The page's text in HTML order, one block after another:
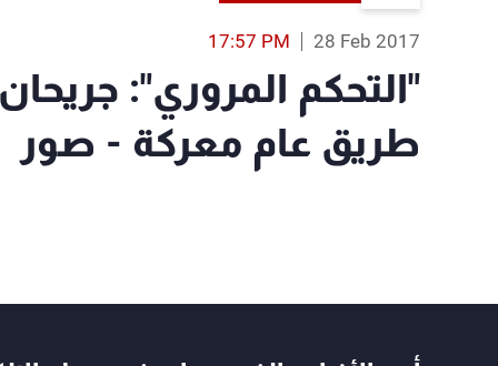
28 Feb 2017
17:57 PM
"التحكم المروري":
طريق عام معركة - صور